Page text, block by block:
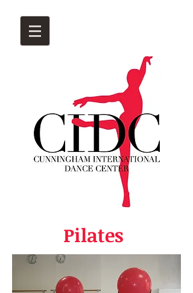
Pilates